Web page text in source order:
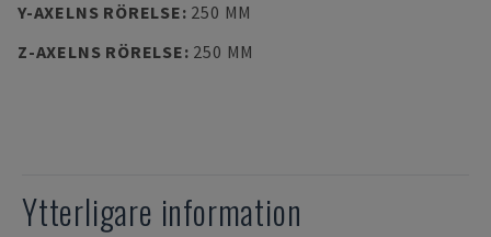
Y-AXELNS RÖRELSE: 250 MM
Z-AXELNS RÖRELSE: 250 MM
Ytterligare information